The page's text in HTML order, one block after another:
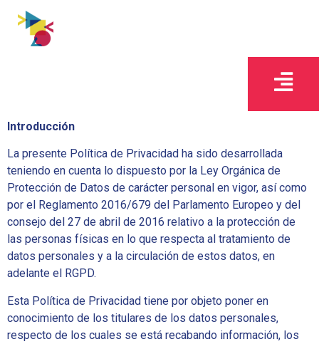
Introducción
La presente Política de Privacidad ha sido desarrollada
teniendo en cuenta lo dispuesto por la Ley Orgánica de
Protección de Datos de carácter personal en vigor, así como
por el Reglamento 2016/679 del Parlamento Europeo y del
consejo del 27 de abril de 2016 relativo a la protección de
las personas físicas en lo que respecta al tratamiento de
datos personales y a la circulación de estos datos, en
adelante el RGPD.
Esta Política de Privacidad tiene por objeto poner en
conocimiento de los titulares de los datos personales,
respecto de los cuales se está recabando información, los